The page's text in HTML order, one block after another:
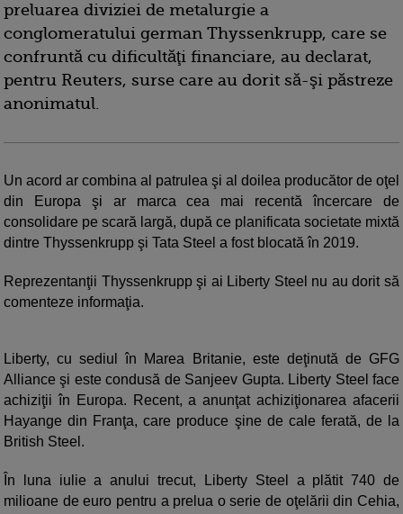
preluarea diviziei de metalurgie a
conglomeratului german Thyssenkrupp, care se
confruntă cu dificultăţi financiare, au declarat,
pentru Reuters, surse care au dorit să-şi păstreze
anonimatul.
Un acord ar combina al patrulea şi al doilea producător de oţel
din Europa şi ar marca cea mai recentă încercare de
consolidare pe scară largă, după ce planificata societate mixtă
dintre Thyssenkrupp şi Tata Steel a fost blocată în 2019.
Reprezentanţii Thyssenkrupp şi ai Liberty Steel nu au dorit să
comenteze informaţia.
Liberty, cu sediul în Marea Britanie, este deţinută de GFG
Alliance şi este condusă de Sanjeev Gupta. Liberty Steel face
achiziţii în Europa. Recent, a anunţat achiziţionarea afacerii
Hayange din Franţa, care produce şine de cale ferată, de la
British Steel.
În luna iulie a anului trecut, Liberty Steel a plătit 740 de
milioane de euro pentru a prelua o serie de oţelării din Cehia,